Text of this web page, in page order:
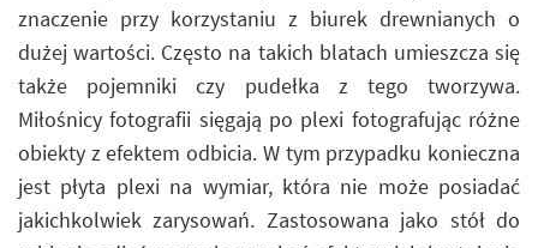
znaczenie przy korzystaniu z biurek drewnianych o
dużej wartości. Często na takich blatach umieszcza się
także pojemniki czy pudełka z tego tworzywa.
Miłośnicy fotografii sięgają po plexi fotografując różne
obiekty z efektem odbicia. W tym przypadku konieczna
jest płyta plexi na wymiar, która nie może posiadać
jakichkolwiek zarysowań. Zastosowana jako stół do